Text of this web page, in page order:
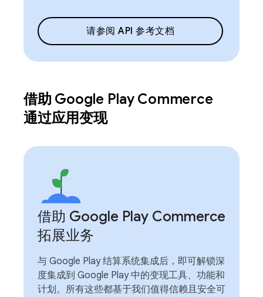
请参阅 API 参考文档
借助 Google Play Commerce
通过应用变现
借助 Google Play Commerce
拓展业务
与 Google Play 结算系统集成后，即可解锁深
度集成到 Google Play 中的变现工具、功能和
计划。所有这些都基于我们值得信赖且安全可